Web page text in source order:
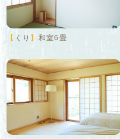
【 くり 】 和室6畳